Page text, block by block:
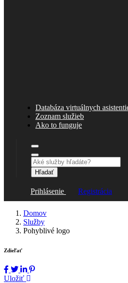
Databáza virtuálnych
Zoznam služieb
Ako to funguje
Hľadať
Prihlásenie Registrácia
Domov
Služby
Pohyblivé logo
Zdieľať
Uložiť